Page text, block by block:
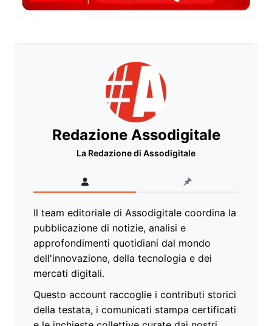
Redazione Assodigitale
La Redazione di Assodigitale
Il team editoriale di Assodigitale coordina la
pubblicazione di notizie, analisi e
approfondimenti quotidiani dal mondo
dell'innovazione, della tecnologia e dei
mercati digitali.
Questo account raccoglie i contributi storici
della testata, i comunicati stampa certificati